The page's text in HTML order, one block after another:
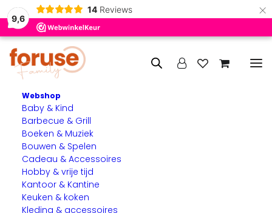
9,6
14 Reviews ×
Webshop
Baby & Kind
Barbecue & Grill
Boeken & Muziek
Bouwen & Spelen
Cadeau & Accessoires
Hobby & vrije tijd
Kantoor & Kantine
Keuken & koken
Kleding & accessoires
Puzzel voor de leeftijd +12
9 juli 2024
Puzzelen met Foruse family in RD magazine